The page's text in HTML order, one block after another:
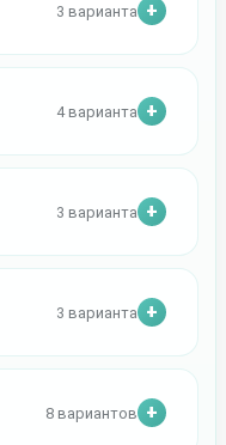
3 варианта
4 варианта
3 варианта
3 варианта
8 вариантов